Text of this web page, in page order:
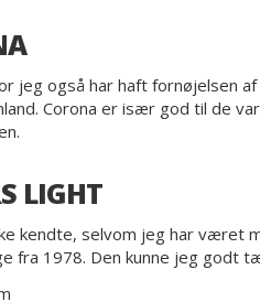
jeg også har haft fornøjelsen
Corona er især god til de
LIGHT
kendte, selvom jeg har været
fra 1978. Den kunne jeg godt